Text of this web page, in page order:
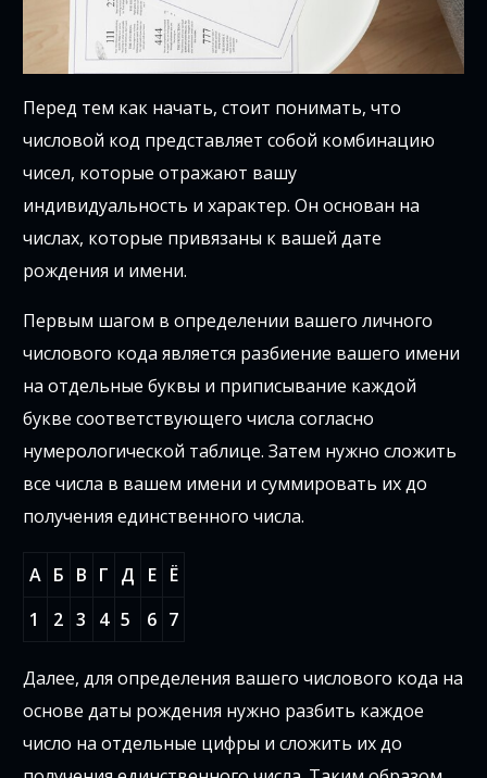
Перед тем как начать, стоит понимать, что
числовой код представляет собой комбинацию
чисел, которые отражают вашу
индивидуальность и характер. Он основан на
числах, которые привязаны к вашей дате
рождения и имени.
Первым шагом в определении вашего личного
числового кода является разбиение вашего имени
на отдельные буквы и приписывание каждой
букве соответствующего числа согласно
нумерологической таблице. Затем нужно сложить
все числа в вашем имени и суммировать их до
получения единственного числа.
А Б В Г Д Е
Ё
1
2 3 4 5 6 7
Далее, для определения вашего числового кода на
основе даты рождения нужно разбить каждое
число на отдельные цифры и сложить их до